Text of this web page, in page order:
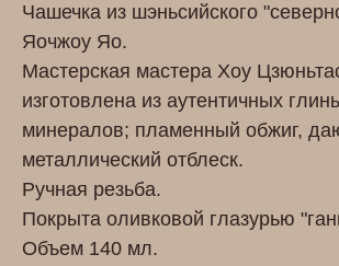
Чашечка из шэньсийского
Яочжоу Яо.
Мастерская мастера Хоу
изготовлена из аутентичных
минералов; пламенный обжиг,
металлический отблеск.
Ручная резьба.
Покрыта оливковой глазурью
Объем 140 мл.